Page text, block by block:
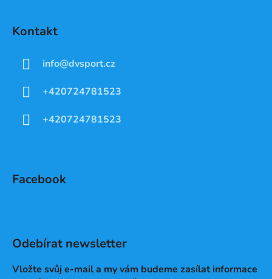
Kontakt
info@dvsport.cz
+420724781523
+420724781523
Facebook
Odebírat newsletter
Vložte svůj e-mail a my vám budeme zasílat informace